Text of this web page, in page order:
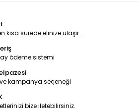
kısa sürede elinize ulaşır.
ödeme sistemi
kampanya seçeneği
bize iletebilirsiniz.